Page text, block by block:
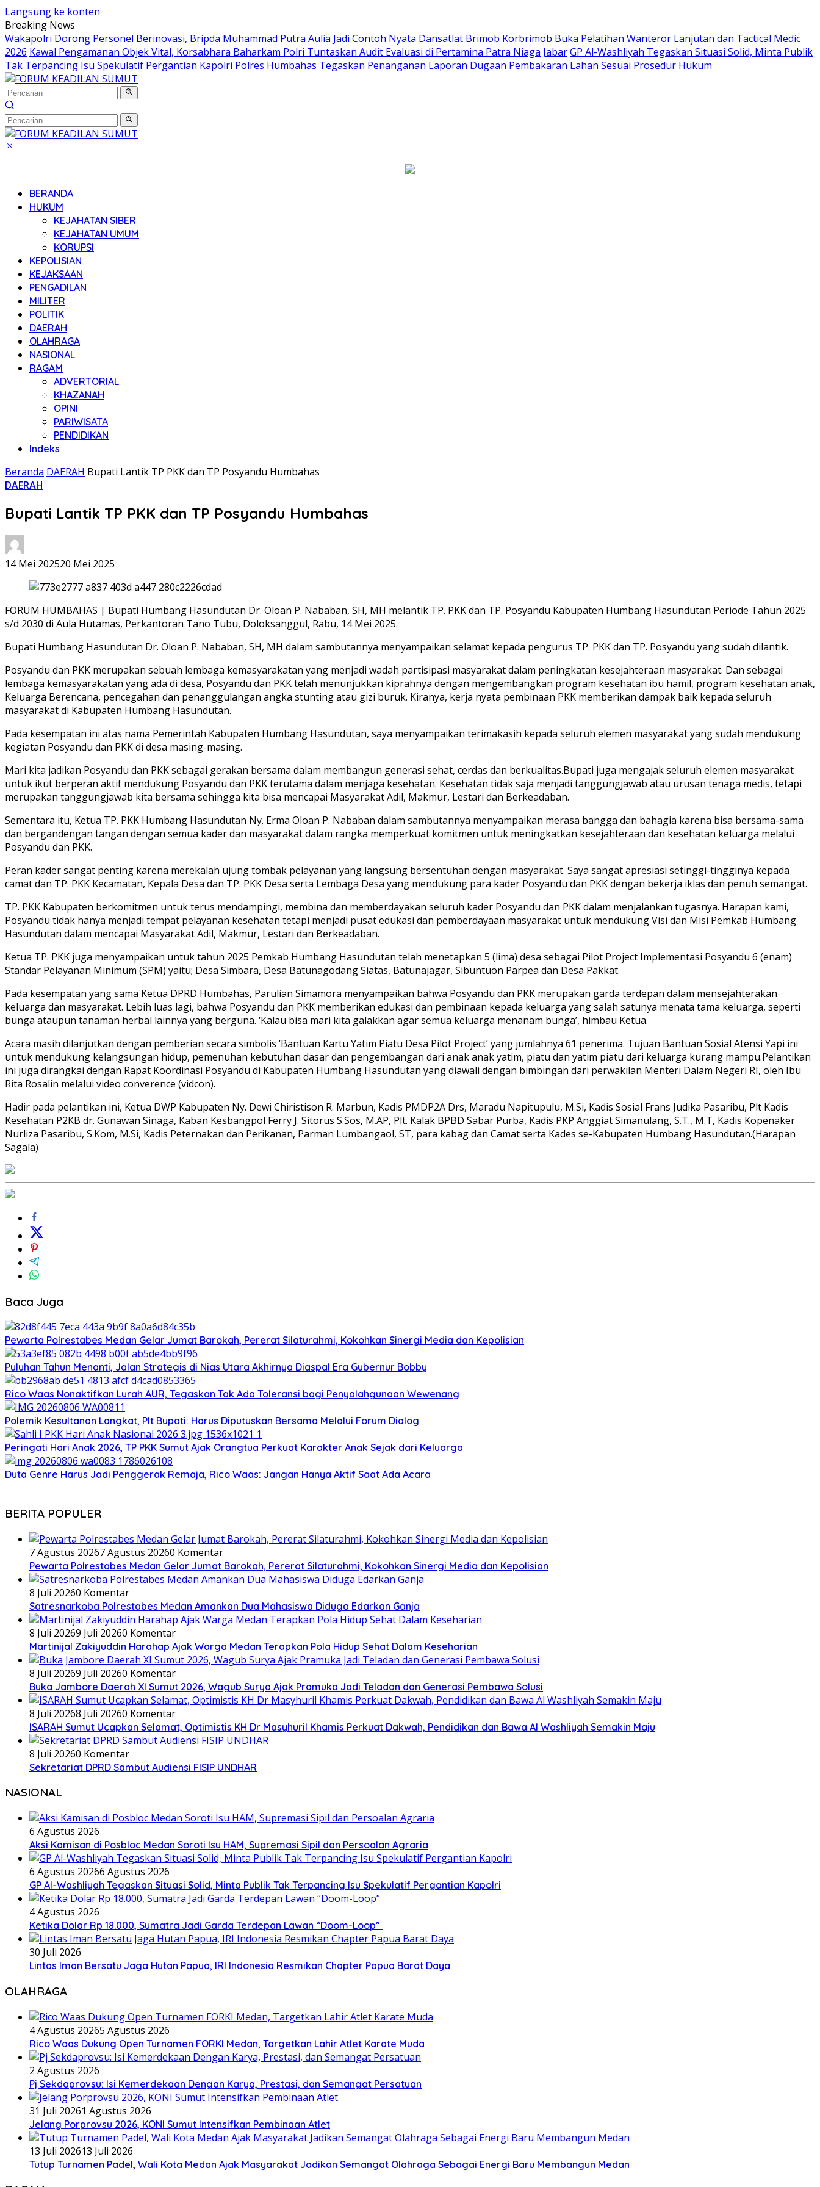
Langsung ke konten
Breaking News
Wakapolri Dorong Personel Berinovasi, Bripda Muhammad Putra Aulia Jadi Contoh Nyata Dansatlat Brimob Korbrimob Buka Pelatihan Wanteror Lanjutan dan Tactical Medic
2026 Kawal Pengamanan Objek Vital, Korsabhara Baharkam Polri Tuntaskan Audit Evaluasi di Pertamina Patra Niaga JabarGP Al-Washliyah Tegaskan Situasi Solid, Minta Publik
Tak Terpancing Isu Spekulatif Pergantian Kapolri Polres Humbahas Tegaskan Penanganan Laporan Dugaan Pembakaran Lahan Sesuai Prosedur Hukum
BERANDA
HUKUM
KEJAHATAN SIBER
KEJAHATAN UMUM
KORUPSI
KEPOLISIAN
KEJAKSAAN
PENGADILAN
MILITER
POLITIK
DAERAH
OLAHRAGA
NASIONAL
RAGAM
ADVERTORIAL
KHAZANAH
OPINI
PARIWISATA
PENDIDIKAN
Indeks
Beranda DAERAH Bupati Lantik TP PKK dan TP Posyandu Humbahas
DAERAH
Bupati Lantik TP PKK dan TP Posyandu Humbahas
14 Mei 202520 Mei 2025
FORUM HUMBAHAS | Bupati Humbang Hasundutan Dr. Oloan P. Nababan, SH, MH melantik TP. PKK dan TP. Posyandu Kabupaten Humbang Hasundutan Periode Tahun 2025
s/d 2030 di Aula Hutamas, Perkantoran Tano Tubu, Doloksanggul, Rabu, 14 Mei 2025.
Bupati Humbang Hasundutan Dr. Oloan P. Nababan, SH, MH dalam sambutannya menyampaikan selamat kepada pengurus TP. PKK dan TP. Posyandu yang sudah dilantik.
Posyandu dan PKK merupakan sebuah lembaga kemasyarakatan yang menjadi wadah partisipasi masyarakat dalam peningkatan kesejahteraan masyarakat. Dan sebagai
lembaga kemasyarakatan yang ada di desa, Posyandu dan PKK telah menunjukkan kiprahnya dengan mengembangkan program kesehatan ibu hamil, program kesehatan anak,
Keluarga Berencana, pencegahan dan penanggulangan angka stunting atau gizi buruk. Kiranya, kerja nyata pembinaan PKK memberikan dampak baik kepada seluruh
masyarakat di Kabupaten Humbang Hasundutan.
Pada kesempatan ini atas nama Pemerintah Kabupaten Humbang Hasundutan, saya menyampaikan terimakasih kepada seluruh elemen masyarakat yang sudah mendukung
kegiatan Posyandu dan PKK di desa masing-masing.
Mari kita jadikan Posyandu dan PKK sebagai gerakan bersama dalam membangun generasi sehat, cerdas dan berkualitas.Bupati juga mengajak seluruh elemen masyarakat
untuk ikut berperan aktif mendukung Posyandu dan PKK terutama dalam menjaga kesehatan. Kesehatan tidak saja menjadi tanggungjawab atau urusan tenaga medis, tetapi
merupakan tanggungjawab kita bersama sehingga kita bisa mencapai Masyarakat Adil, Makmur, Lestari dan Berkeadaban.
Sementara itu, Ketua TP. PKK Humbang Hasundutan Ny. Erma Oloan P. Nababan dalam sambutannya menyampaikan merasa bangga dan bahagia karena bisa bersama-sama
dan bergandengan tangan dengan semua kader dan masyarakat dalam rangka memperkuat komitmen untuk meningkatkan kesejahteraan dan kesehatan keluarga melalui
Posyandu dan PKK.
Peran kader sangat penting karena merekalah ujung tombak pelayanan yang langsung bersentuhan dengan masyarakat. Saya sangat apresiasi setinggi-tingginya kepada
camat dan TP. PKK Kecamatan, Kepala Desa dan TP. PKK Desa serta Lembaga Desa yang mendukung para kader Posyandu dan PKK dengan bekerja iklas dan penuh semangat.
TP. PKK Kabupaten berkomitmen untuk terus mendampingi, membina dan memberdayakan seluruh kader Posyandu dan PKK dalam menjalankan tugasnya. Harapan kami,
Posyandu tidak hanya menjadi tempat pelayanan kesehatan tetapi menjadi pusat edukasi dan pemberdayaan masyarakat untuk mendukung Visi dan Misi Pemkab Humbang
Hasundutan dalam mencapai Masyarakat Adil, Makmur, Lestari dan Berkeadaban.
Ketua TP. PKK juga menyampaikan untuk tahun 2025 Pemkab Humbang Hasundutan telah menetapkan 5 (lima) desa sebagai Pilot Project Implementasi Posyandu 6 (enam)
Standar Pelayanan Minimum (SPM) yaitu; Desa Simbara, Desa Batunagodang Siatas, Batunajagar, Sibuntuon Parpea dan Desa Pakkat.
Pada kesempatan yang sama Ketua DPRD Humbahas, Parulian Simamora menyampaikan bahwa Posyandu dan PKK merupakan garda terdepan dalam mensejahterakan
keluarga dan masyarakat. Lebih luas lagi, bahwa Posyandu dan PKK memberikan edukasi dan pembinaan kepada keluarga yang salah satunya menata tama keluarga, seperti
bunga ataupun tanaman herbal lainnya yang berguna. ‘Kalau bisa mari kita galakkan agar semua keluarga menanam bunga’, himbau Ketua.
Acara masih dilanjutkan dengan pemberian secara simbolis ‘Bantuan Kartu Yatim Piatu Desa Pilot Project’ yang jumlahnya 61 penerima. Tujuan Bantuan Sosial Atensi Yapi ini
untuk mendukung kelangsungan hidup, pemenuhan kebutuhan dasar dan pengembangan dari anak anak yatim, piatu dan yatim piatu dari keluarga kurang mampu.Pelantikan
ini juga dirangkai dengan Rapat Koordinasi Posyandu di Kabupaten Humbang Hasundutan yang diawali dengan bimbingan dari perwakilan Menteri Dalam Negeri RI, oleh Ibu
Rita Rosalin melalui video converence (vidcon).
Hadir pada pelantikan ini, Ketua DWP Kabupaten Ny. Dewi Chiristison R. Marbun, Kadis PMDP2A Drs, Maradu Napitupulu, M.Si, Kadis Sosial Frans Judika Pasaribu, Plt Kadis
Kesehatan P2KB dr. Gunawan Sinaga, Kaban Kesbangpol Ferry J. Sitorus S.Sos, M.AP, Plt. Kalak BPBD Sabar Purba, Kadis PKP Anggiat Simanulang, S.T., M.T, Kadis Kopenaker
Nurliza Pasaribu, S.Kom, M.Si, Kadis Peternakan dan Perikanan, Parman Lumbangaol, ST, para kabag dan Camat serta Kades se-Kabupaten Humbang Hasundutan.(Harapan
Sagala)
Baca Juga
Pewarta Polrestabes Medan Gelar Jumat Barokah, Pererat Silaturahmi, Kokohkan Sinergi Media dan Kepolisian
Puluhan Tahun Menanti, Jalan Strategis di Nias Utara Akhirnya Diaspal Era Gubernur Bobby
Rico Waas Nonaktifkan Lurah AUR, Tegaskan Tak Ada Toleransi bagi Penyalahgunaan Wewenang
Polemik Kesultanan Langkat, Plt Bupati: Harus Diputuskan Bersama Melalui Forum Dialog
Peringati Hari Anak 2026, TP PKK Sumut Ajak Orangtua Perkuat Karakter Anak Sejak dari Keluarga
Duta Genre Harus Jadi Penggerak Remaja, Rico Waas: Jangan Hanya Aktif Saat Ada Acara
BERITA POPULER
7 Agustus 20267 Agustus 20260 Komentar
Pewarta Polrestabes Medan Gelar Jumat Barokah, Pererat Silaturahmi, Kokohkan Sinergi Media dan Kepolisian
8 Juli 20260 Komentar
Satresnarkoba Polrestabes Medan Amankan Dua Mahasiswa Diduga Edarkan Ganja
8 Juli 20269 Juli 20260 Komentar
Martinijal Zakiyuddin Harahap Ajak Warga Medan Terapkan Pola Hidup Sehat Dalam Keseharian
8 Juli 20269 Juli 20260 Komentar
Buka Jambore Daerah XI Sumut 2026, Wagub Surya Ajak Pramuka Jadi Teladan dan Generasi Pembawa Solusi
8 Juli 20268 Juli 20260 Komentar
ISARAH Sumut Ucapkan Selamat, Optimistis KH Dr Masyhuril Khamis Perkuat Dakwah, Pendidikan dan Bawa Al Washliyah Semakin Maju
8 Juli 20260 Komentar
Sekretariat DPRD Sambut Audiensi FISIP UNDHAR
NASIONAL
6 Agustus 2026
Aksi Kamisan di Posbloc Medan Soroti Isu HAM, Supremasi Sipil dan Persoalan Agraria
6 Agustus 20266 Agustus 2026
GP Al-Washliyah Tegaskan Situasi Solid, Minta Publik Tak Terpancing Isu Spekulatif Pergantian Kapolri
4 Agustus 2026
Ketika Dolar Rp 18.000, Sumatra Jadi Garda Terdepan Lawan “Doom-Loop”
30 Juli 2026
Lintas Iman Bersatu Jaga Hutan Papua, IRI Indonesia Resmikan Chapter Papua Barat Daya
OLAHRAGA
4 Agustus 20265 Agustus 2026
Rico Waas Dukung Open Turnamen FORKI Medan, Targetkan Lahir Atlet Karate Muda
2 Agustus 2026
Pj Sekdaprovsu: Isi Kemerdekaan Dengan Karya, Prestasi, dan Semangat Persatuan
31 Juli 20261 Agustus 2026
Jelang Porprovsu 2026, KONI Sumut Intensifkan Pembinaan Atlet
13 Juli 202613 Juli 2026
Tutup Turnamen Padel, Wali Kota Medan Ajak Masyarakat Jadikan Semangat Olahraga Sebagai Energi Baru Membangun Medan